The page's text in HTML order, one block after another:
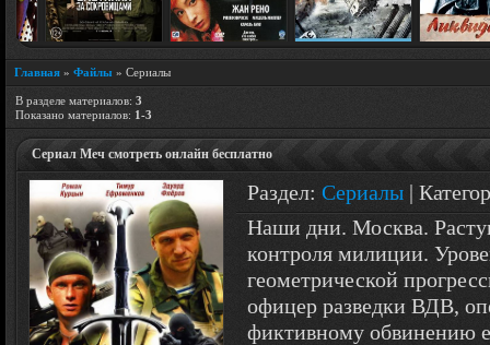
Главная » Файлы » Сериалы
В разделе материалов: 3
Показано материалов: 1-3
Сериал Меч смотреть онлайн бесплатно
Раздел: Сериалы |
Наши дни. Москва.
контроля милиции.
геометрической
офицер разведки ВДВ,
фиктивному обвинению